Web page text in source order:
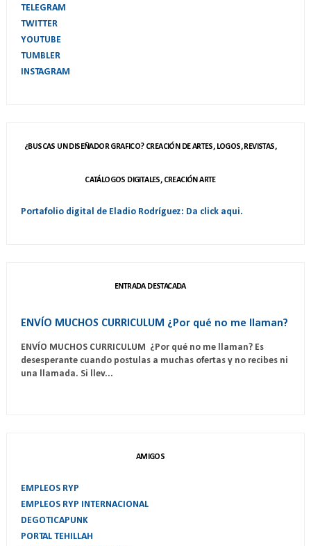
TELEGRAM
TWITTER
YOUTUBE
TUMBLER
INSTAGRAM
¿BUSCAS UN DISEÑADOR GRAFICO? CREACIÓN DE ARTES, LOGOS, REVISTAS,
CATÁLOGOS DIGITALES, CREACIÓN ARTE
Portafolio digital de Eladio Rodríguez: Da click aqui.
ENTRADA DESTACADA
ENVÍO MUCHOS CURRICULUM ¿Por qué no me llaman?
ENVÍO MUCHOS CURRICULUM ¿Por qué no me llaman? Es
desesperante cuando postulas a muchas ofertas y no recibes ni
una llamada. Si llev...
AMIGOS
EMPLEOS RYP
EMPLEOS RYP INTERNACIONAL
DEGOTICAPUNK
PORTAL TEHILLAH